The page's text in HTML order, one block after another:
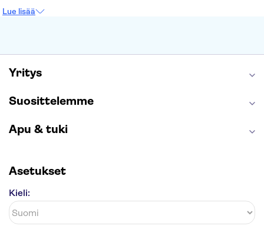
Keukenhof
Lue lisää
Yritys
Suosittelemme
Apu & tuki
Asetukset
Kieli: